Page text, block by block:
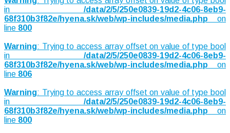
in /data/2/5/250e0839-19d2-4c06-8eb9-
68f310b3f82e/hyena.sk/web/wp-includes/media.php on
line 800
Warning: Trying to access array offset on value of type bool
in /data/2/5/250e0839-19d2-4c06-8eb9-
68f310b3f82e/hyena.sk/web/wp-includes/media.php on
line 806
Warning: Trying to access array offset on value of type bool
in /data/2/5/250e0839-19d2-4c06-8eb9-
68f310b3f82e/hyena.sk/web/wp-includes/media.php on
line 800